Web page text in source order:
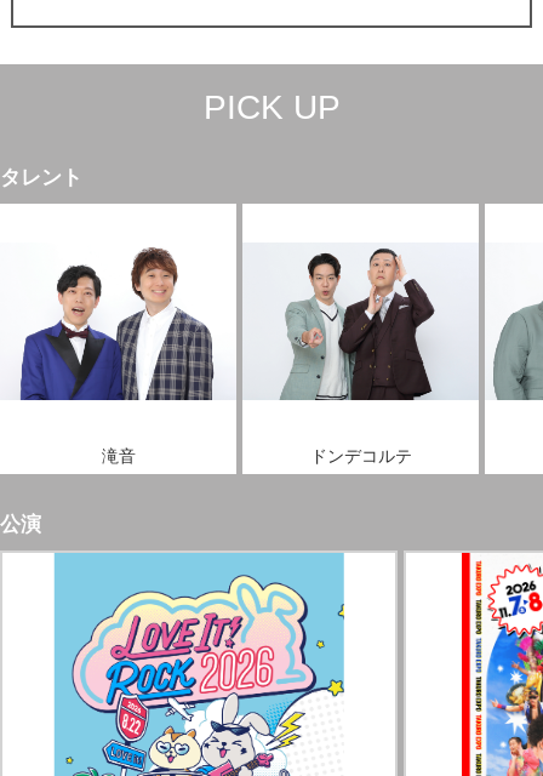
PICK UP
タレント
滝音 ドンデコルテ
公演